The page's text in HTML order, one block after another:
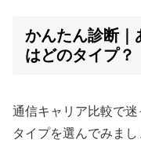
かんたん診断｜
はどのタイプ？
通信キャリア比較で
タイプを選んでみまし